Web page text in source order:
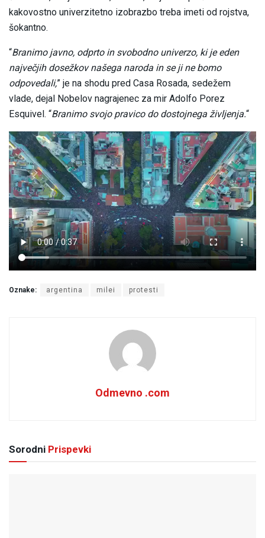
kakovostno univerzitetno izobrazbo treba imeti od rojstva,
šokantno.
“Branimo javno, odprto in svobodno univerzo, ki je eden
največjih dosežkov našega naroda in se ji ne bomo
odpovedali,” je na shodu pred Casa Rosada, sedežem
vlade, dejal Nobelov nagrajenec za mir Adolfo Porez
Esquivel. “Branimo svojo pravico do dostojnega življenja.“
Oznake: argentina milei protesti
Odmevno .com
Sorodni Prispevki